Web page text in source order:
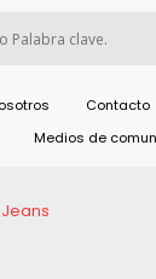
Contacto
Medios de